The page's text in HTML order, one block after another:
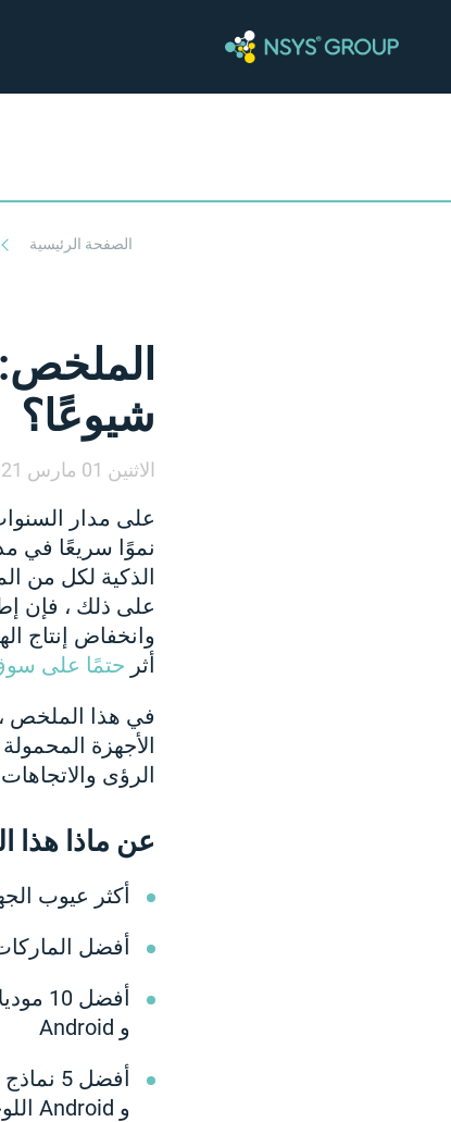
الصفحة الرئيسية
شيوعًا؟
الاثنين 01 مارس 2021
على مدار
نموًا سريعًا في
الذكية لكل من
وانخفاض إنتاج
أثر حتمًا على سوق
في هذا الملخص
الرؤى والاتجاهات
عن ماذا هذا
أكثر عيوب
أفضل
و Android
و Android اللوحية